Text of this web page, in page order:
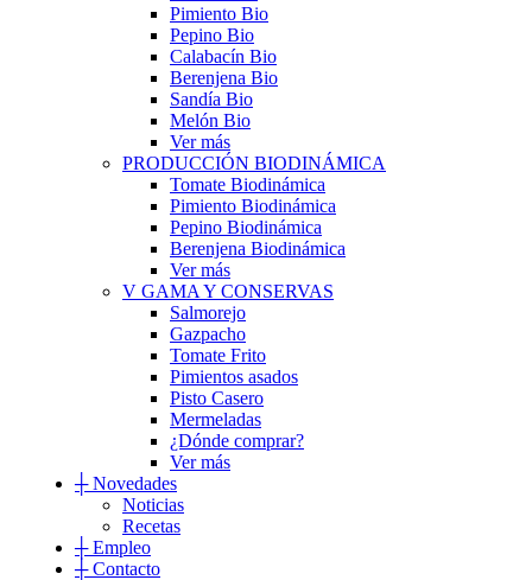
Pimiento Bio
Pepino Bio
Calabacín Bio
Berenjena Bio
Sandía Bio
Melón Bio
Ver más
PRODUCCIÓN BIODINÁMICA
Tomate Biodinámica
Pimiento Biodinámica
Pepino Biodinámica
Berenjena Biodinámica
Ver más
V GAMA Y CONSERVAS
Salmorejo
Gazpacho
Tomate Frito
Pimientos asados
Pisto Casero
Mermeladas
¿Dónde comprar?
Ver más
┼Novedades
Noticias
Recetas
┼Empleo
┼Contacto